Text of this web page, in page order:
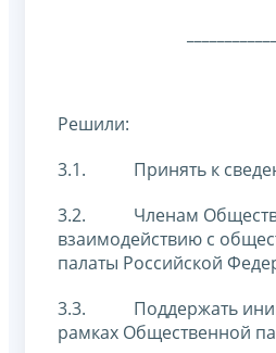
Решили:
3.1. Принять к
3.2. Членам
взаимодействию с
палаты Российской
3.3. Поддержать
рамках Общественной